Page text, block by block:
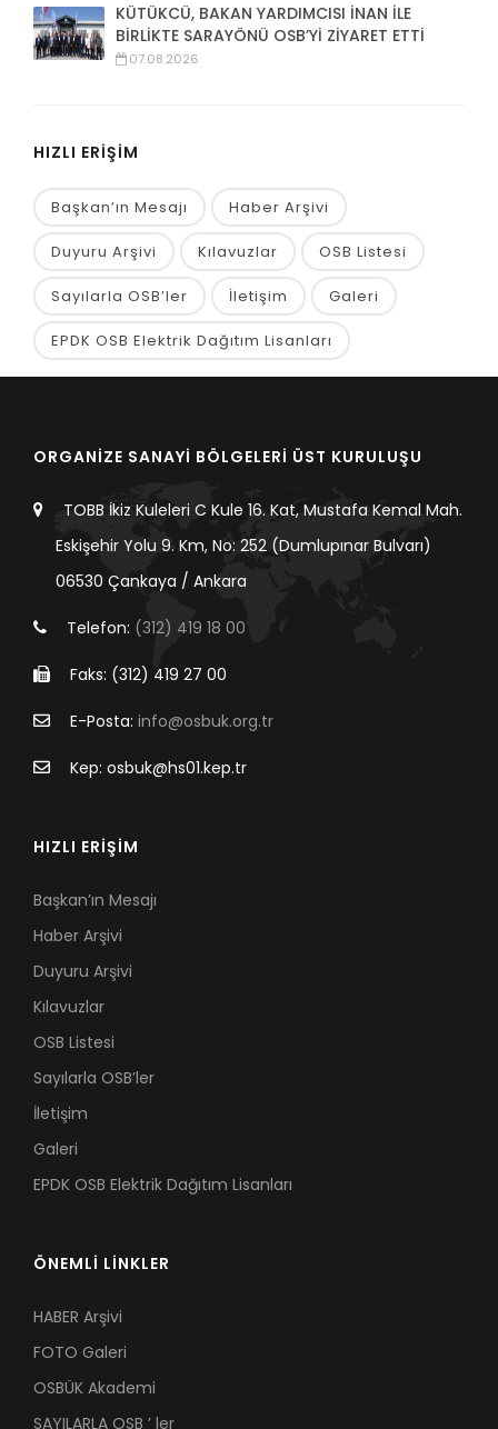
KÜTÜKCÜ, BAKAN YARDIMCISI İNAN İLE
BİRLİKTE SARAYÖNÜ OSB’Yİ ZİYARET ETTİ
07.08.2026
HIZLI ERİŞİM
Başkan’ın Mesajı Haber Arşivi
Duyuru Arşivi Kılavuzlar OSB Listesi
Sayılarla OSB’ler İletişim Galeri
EPDK OSB Elektrik Dağıtım Lisanları
ORGANİZE SANAYİ BÖLGELERİ ÜST KURULUŞU
TOBB İkiz Kuleleri C Kule 16. Kat, Mustafa Kemal Mah.
Eskişehir Yolu 9. Km, No: 252 (Dumlupınar Bulvarı)
06530 Çankaya / Ankara
Telefon: (312) 419 18 00
Faks: (312) 419 27 00
E-Posta: info@osbuk.org.tr
Kep: osbuk@hs01.kep.tr
HIZLI ERİŞİM
Başkan’ın Mesajı
Haber Arşivi
Duyuru Arşivi
Kılavuzlar
OSB Listesi
Sayılarla OSB’ler
İletişim
Galeri
EPDK OSB Elektrik Dağıtım Lisanları
ÖNEMLİ LİNKLER
HABER Arşivi
FOTO Galeri
OSBÜK Akademi
SAYILARLA OSB ’ ler